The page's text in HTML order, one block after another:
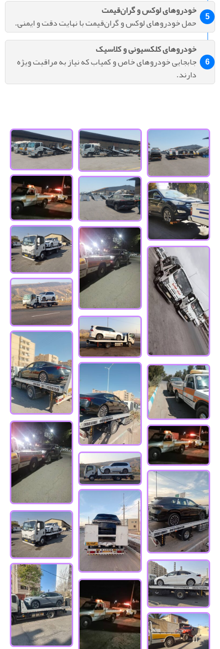
خودروهای لوکس و گران‌قیمت
حمل خودروهای لوکس و گران‌قیمت با نهایت دقت و ایمنی.
خودروهای کلکسیونی و کلاسیک
جابجایی خودروهای خاص و کمیاب که نیاز به مراقبت ویژه
دارند.